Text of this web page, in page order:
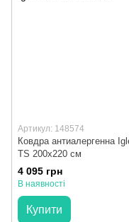
Артикул: 148574
Ковдра антиалергенна
TS 200x220 см
4 095 грн
В наявності
Купити